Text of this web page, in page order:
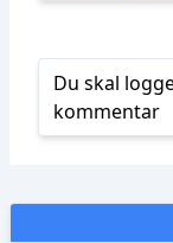
Du skal
kommentar